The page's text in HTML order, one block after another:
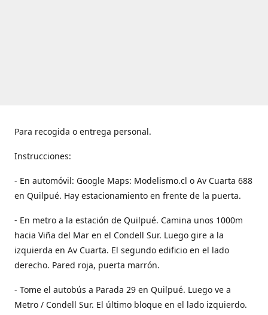
Para recogida o entrega personal.
Instrucciones:
- En automóvil: Google Maps: Modelismo.cl o Av Cuarta 688
en Quilpué. Hay estacionamiento en frente de la puerta.
- En metro a la estación de Quilpué. Camina unos 1000m
hacia Viña del Mar en el Condell Sur. Luego gire a la
izquierda en Av Cuarta. El segundo edificio en el lado
derecho. Pared roja, puerta marrón.
- Tome el autobús a Parada 29 en Quilpué. Luego ve a
Metro / Condell Sur. El último bloque en el lado izquierdo.